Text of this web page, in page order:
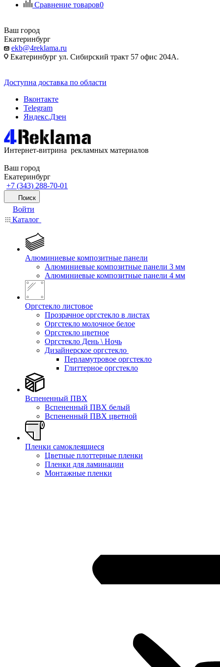
Сравнение товаров0
Ваш город
Екатеринбург
ekb@4reklama.ru
Екатеринбург ул. Сибирский тракт 57 офис 204А.
Доступна доставка по области
Вконтакте
Telegram
Яндекс.Дзен
Интернет-витрина рекламных материалов
Ваш город
Екатеринбург
+7 (343) 288-70-01
Поиск
Войти
Каталог
Алюминиевые композитные панели
Алюминиевые композитные панели 3 мм
Алюминиевые композитные панели 4 мм
Оргстекло листовое
Прозрачное оргстекло в листах
Оргстекло молочное белое
Оргстекло цветное
Оргстекло День \ Ночь
Дизайнерское оргстекло
Перламутровое оргстекло
Глиттерное оргстекло
Вспененный ПВХ
Вспененный ПВХ белый
Вспененный ПВХ цветной
Пленки самоклеящиеся
Цветные плоттерные пленки
Пленки для ламинации
Монтажные пленки